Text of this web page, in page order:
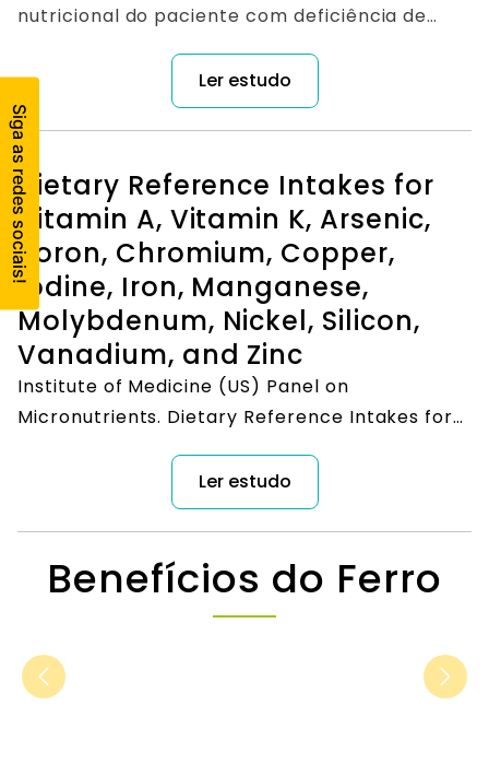
nutricional do paciente com deficiência de
2), Jun 2010.
Ler estudo
Dietary Reference Intakes for
Vitamin A, Vitamin K, Arsenic,
Boron, Chromium, Copper,
Iodine, Iron, Manganese,
Molybdenum, Nickel, Silicon,
Vanadium, and Zinc
Institute of Medicine (US) Panel on
Micronutrients. Dietary Reference Intakes for
Copper, Iodine, Iron, Manganese, Molybdenum,
Nickel, Silicon, Vanadium, and Zinc. Washington
(DC): National Academies Press (US); 2001.
PMID: 25057538.
Ler estudo
Benefícios do Ferro